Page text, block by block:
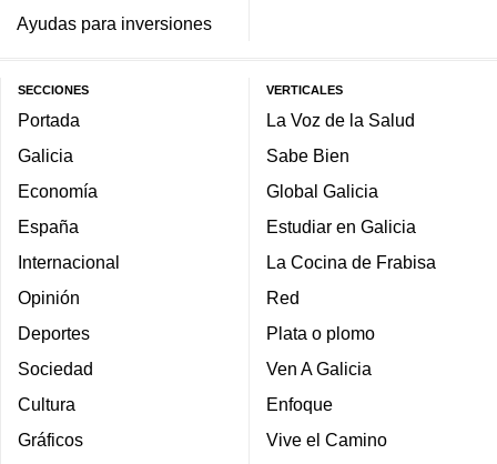
Ayudas para inversiones
SECCIONES
Portada
Galicia
Economía
España
Internacional
Opinión
Deportes
Sociedad
Cultura
Gráficos
VERTICALES
La Voz de la Salud
Sabe Bien
Global Galicia
Estudiar en Galicia
La Cocina de Frabisa
Red
Plata o plomo
Ven A Galicia
Enfoque
Vive el Camino